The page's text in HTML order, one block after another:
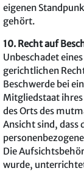
eigenen
gehört.
10. Recht auf
Unbeschadet
gerichtlichen
Beschwerde bei
Mitgliedstaat
des Orts des
Ansicht sind, dass
Die
wurde,